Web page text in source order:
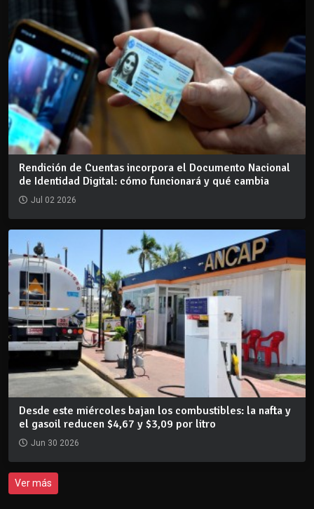
Rendición de Cuentas incorpora el Documento Nacional
de Identidad Digital: cómo funcionará y qué cambia
Jul 02 2026
Desde este miércoles bajan los combustibles: la nafta y
el gasoil reducen $4,67 y $3,09 por litro
Jun 30 2026
Ver más